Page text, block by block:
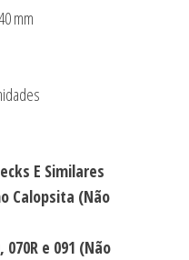
mm
E Similares
Calopsita (Não
e 091 (Não